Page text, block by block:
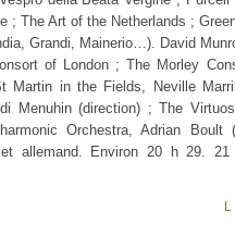
; The Art of the Netherlands ;
Grandi, Mainerio…). David
of London ; The Morley
Martin in the Fields, Neville
Menuhin (direction) ; The
Orchestra, Adrian Boult
allemand. Environ 20 h 29.